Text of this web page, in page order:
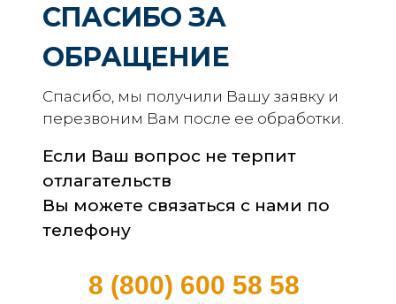
СПАСИБО ЗА
ОБРАЩЕНИЕ
Спасибо, мы получили Вашу заявку и
перезвоним Вам после ее обработки.
Если Ваш вопрос не терпит
отлагательств
Вы можете связаться с нами по
телефону
8 (800) 600 58 58